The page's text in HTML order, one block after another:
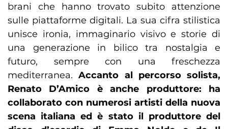
brani che hanno trovato subito attenzione
sulle piattaforme digitali. La sua cifra stilistica
unisce ironia, immaginario visivo e storie di
una generazione in bilico tra nostalgia e
futuro, sempre con una freschezza
mediterranea.Accanto al percorso solista,
Renato D’Amico è anche produttore: ha
collaborato con numerosi artisti della nuova
scena italiana ed è stato il produttore del